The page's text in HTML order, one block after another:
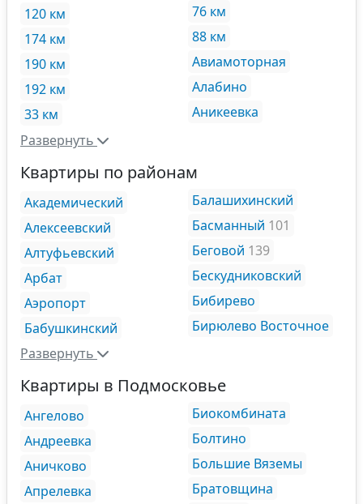
120 км
174 км
190 км
192 км
33 км
76 км
88 км
Авиамоторная
Алабино
Аникеевка
Развернуть
Квартиры по районам
Академический
Алексеевский
Алтуфьевский
Арбат
Аэропорт
Бабушкинский
Балашихинский
Басманный 101
Беговой 139
Бескудниковский
Бибирево
Бирюлево Восточное
Развернуть
Квартиры в Подмосковье
Ангелово
Андреевка
Аничково
Апрелевка
Биокомбината
Болтино
Большие Вяземы
Братовщина